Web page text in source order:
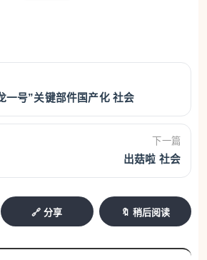
界
次日，记者见到了代表团成员、
发科科长杨义嘉。
。”刚碰面，杨义嘉就高兴地向记
馆自2012年首度赴海外展出侨批
间社团携手办展的“初体验”。此
丝路相通”“文脉相承”“故事相传”
一号”关键部件国产化 社会
下一篇
出菇啦 社会
🔗 分享 🔖 稍后阅读